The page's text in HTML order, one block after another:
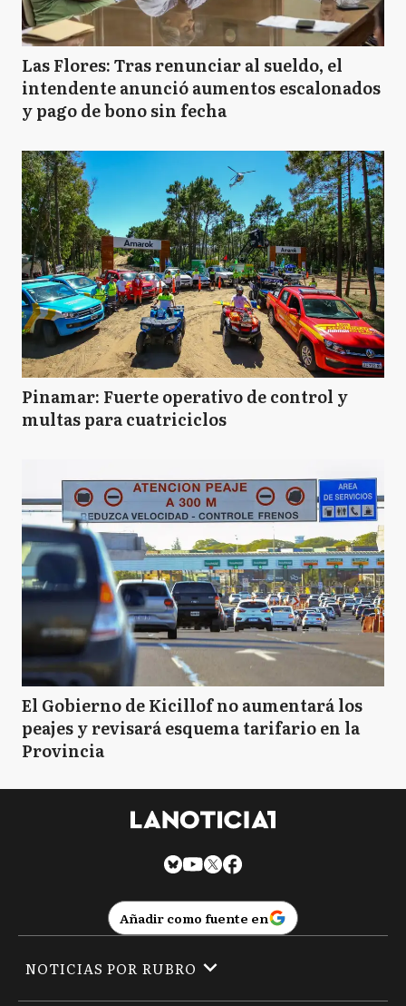
Las Flores: Tras renunciar al sueldo, el
intendente anunció aumentos escalonados
y pago de bono sin fecha
Pinamar: Fuerte operativo de control y
multas para cuatriciclos
El Gobierno de Kicillof no aumentará los
peajes y revisará esquema tarifario en la
Provincia
Añadir como fuente en
NOTICIAS POR RUBRO